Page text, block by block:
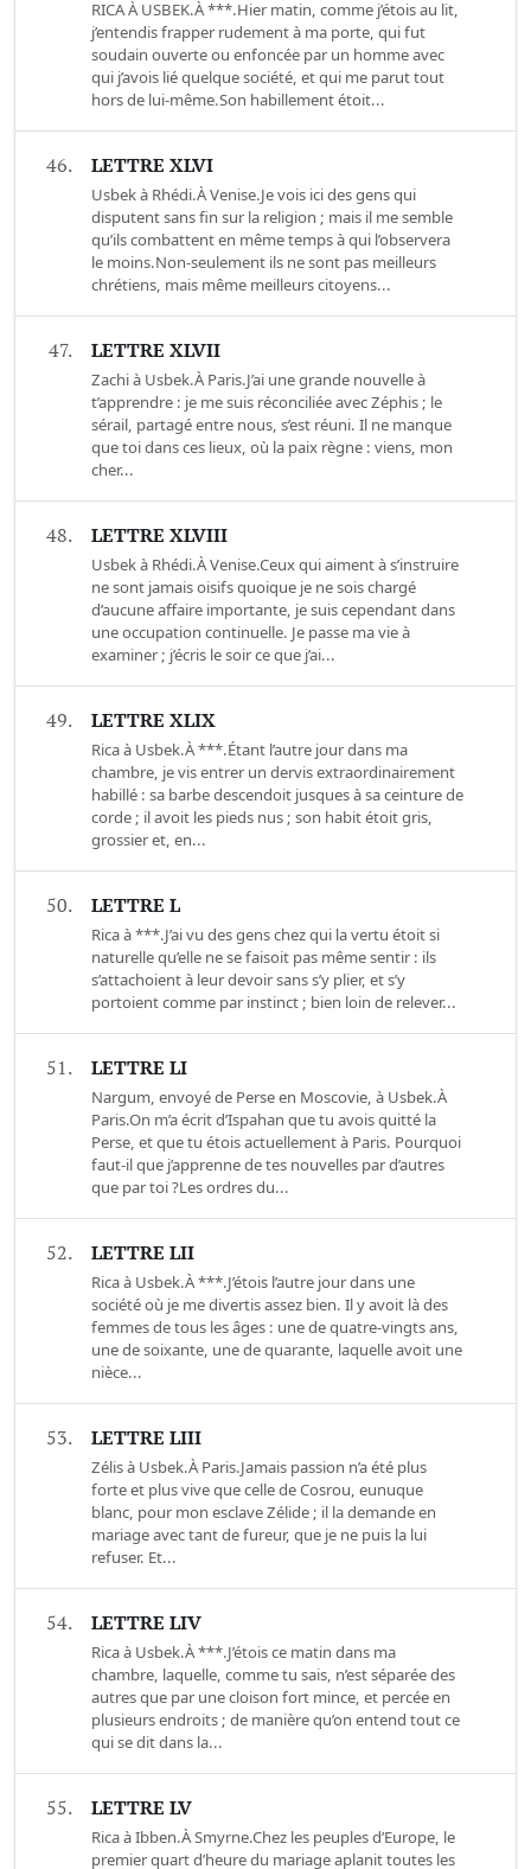
RICA À USBEK.À ***.Hier matin, comme j’étois au lit,
j’entendis frapper rudement à ma porte, qui fut
soudain ouverte ou enfoncée par un homme avec
qui j’avois lié quelque société, et qui me parut tout
hors de lui-même.Son habillement étoit...
46. LETTRE XLVI
Usbek à Rhédi.À Venise.Je vois ici des gens qui
disputent sans fin sur la religion ; mais il me semble
qu’ils combattent en même temps à qui l’observera
le moins.Non-seulement ils ne sont pas meilleurs
chrétiens, mais même meilleurs citoyens...
47. LETTRE XLVII
Zachi à Usbek.À Paris.J’ai une grande nouvelle à
t’apprendre : je me suis réconciliée avec Zéphis ; le
sérail, partagé entre nous, s’est réuni. Il ne manque
que toi dans ces lieux, où la paix règne : viens, mon
cher...
48. LETTRE XLVIII
Usbek à Rhédi.À Venise.Ceux qui aiment à s’instruire
ne sont jamais oisifs quoique je ne sois chargé
d’aucune affaire importante, je suis cependant dans
une occupation continuelle. Je passe ma vie à
examiner ; j’écris le soir ce que j’ai...
49. LETTRE XLIX
Rica à Usbek.À ***.Étant l’autre jour dans ma
chambre, je vis entrer un dervis extraordinairement
habillé : sa barbe descendoit jusques à sa ceinture de
corde ; il avoit les pieds nus ; son habit étoit gris,
grossier et, en...
50. LETTRE L
Rica à ***.J’ai vu des gens chez qui la vertu étoit si
naturelle qu’elle ne se faisoit pas même sentir : ils
s’attachoient à leur devoir sans s’y plier, et s’y
portoient comme par instinct ; bien loin de relever...
51. LETTRE LI
Nargum, envoyé de Perse en Moscovie, à Usbek.À
Paris.On m’a écrit d’Ispahan que tu avois quitté la
Perse, et que tu étois actuellement à Paris. Pourquoi
faut-il que j’apprenne de tes nouvelles par d’autres
que par toi ?Les ordres du...
52. LETTRE LII
Rica à Usbek.À ***.J’étois l’autre jour dans une
société où je me divertis assez bien. Il y avoit là des
femmes de tous les âges : une de quatre-vingts ans,
une de soixante, une de quarante, laquelle avoit une
nièce...
53. LETTRE LIII
Zélis à Usbek.À Paris.Jamais passion n’a été plus
forte et plus vive que celle de Cosrou, eunuque
blanc, pour mon esclave Zélide ; il la demande en
mariage avec tant de fureur, que je ne puis la lui
refuser. Et...
54. LETTRE LIV
Rica à Usbek.À ***.J’étois ce matin dans ma
chambre, laquelle, comme tu sais, n’est séparée des
autres que par une cloison fort mince, et percée en
plusieurs endroits ; de manière qu’on entend tout ce
qui se dit dans la...
55. LETTRE LV
Rica à Ibben.À Smyrne.Chez les peuples d’Europe, le
premier quart d’heure du mariage aplanit toutes les